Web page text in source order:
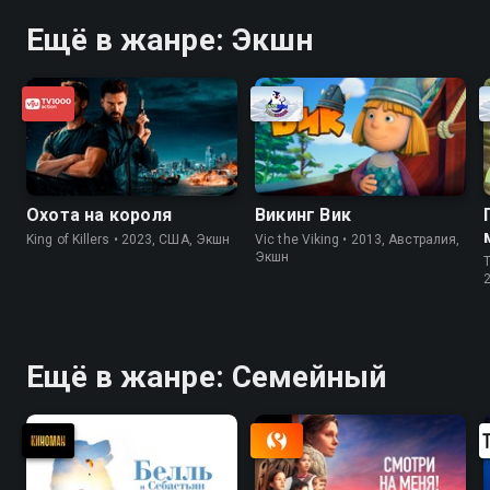
Ещё в жанре: Экшн
Охота на короля
King of Killers • 2023, США, Экшн
Викинг Вик
Vic the Viking • 2013, Австралия,
Экшн
Ещё в жанре: Cемейный